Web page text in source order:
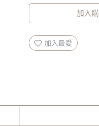
加入
加入最愛